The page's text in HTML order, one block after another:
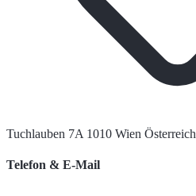
Tuchlauben 7A 1010 Wien Österreich
Telefon & E-Mail